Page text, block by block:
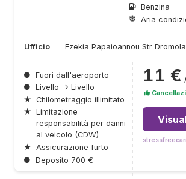
Benzina
Aria
Ufficio Ezekia Papaioannou Str
● Fuori dall'aeroporto
● Livello → Livello
★ Chilometraggio illimitato
★ Limitazione
responsabilità per danni
al veicolo (CDW)
★ Assicurazione furto
● Deposito 700 €
11 €